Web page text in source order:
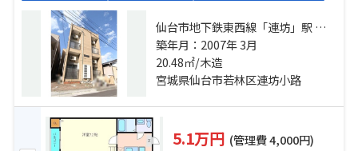
仙台市地下鉄東西線「連坊」駅 徒
歩5分 仙台市営南北線「五橋」駅 徒
歩10分 仙石線「榴ケ岡」駅 徒歩16
分
築年月：2007年 3月
20.48㎡/木造
宮城県仙台市若林区連坊小路
5.1万円 (管理費 4,000円)